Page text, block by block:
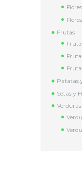
Frutas
Patatas
Setas y